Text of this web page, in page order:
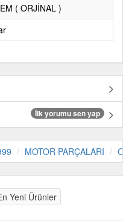
( ORJİNAL )
İlk yorumu sen yap
MOTOR PARÇALARI
Yeni Ürünler